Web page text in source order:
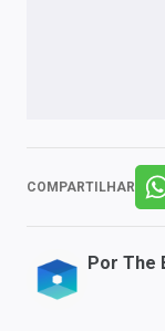
COMPARTILHAR
Por The